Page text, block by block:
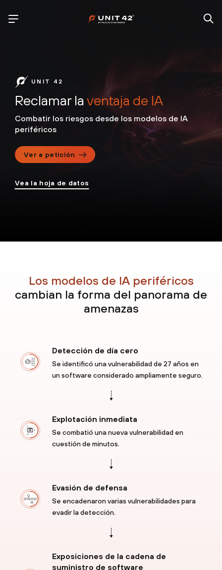
UNIT 42
Reclamar la ventaja de IA
Combatir los riesgos desde los modelos de IA
periféricos
Ver a petición
Vea la hoja de datos
Los modelos de IA periféricos
cambian la forma del panorama de
amenazas
Detección de día cero
Se identificó una vulnerabilidad de 27 años en
un software considerado ampliamente seguro.
Explotación inmediata
Se combatió una nueva vulnerabilidad en
cuestión de minutos.
Evasión de defensa
Se encadenaron varias vulnerabilidades para
evadir la detección.
Exposiciones de la cadena de
suministro de software